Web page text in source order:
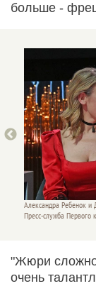
больше -
Александра Ребенок и
Пресс-служба Первого
"Жюри
очень